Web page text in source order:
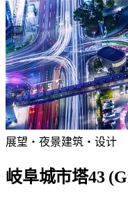
展望・夜景建筑・设计
岐阜城市塔43